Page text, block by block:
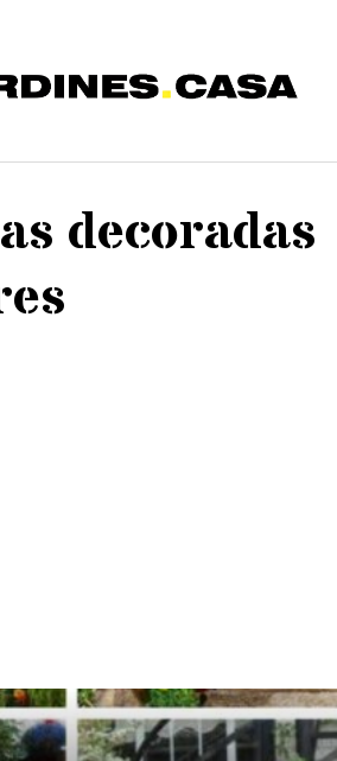
decoradas